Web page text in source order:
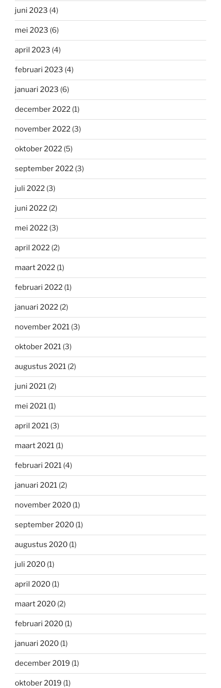
juni 2023 (4)
mei 2023 (6)
april 2023 (4)
februari 2023 (4)
januari 2023 (6)
december 2022 (1)
november 2022 (3)
oktober 2022 (5)
september 2022 (3)
juli 2022 (3)
juni 2022 (2)
mei 2022 (3)
april 2022 (2)
maart 2022 (1)
februari 2022 (1)
januari 2022 (2)
november 2021 (3)
oktober 2021 (3)
augustus 2021 (2)
juni 2021 (2)
mei 2021 (1)
april 2021 (3)
maart 2021 (1)
februari 2021 (4)
januari 2021 (2)
november 2020 (1)
september 2020 (1)
augustus 2020 (1)
juli 2020 (1)
april 2020 (1)
maart 2020 (2)
februari 2020 (1)
januari 2020 (1)
december 2019 (1)
oktober 2019 (1)